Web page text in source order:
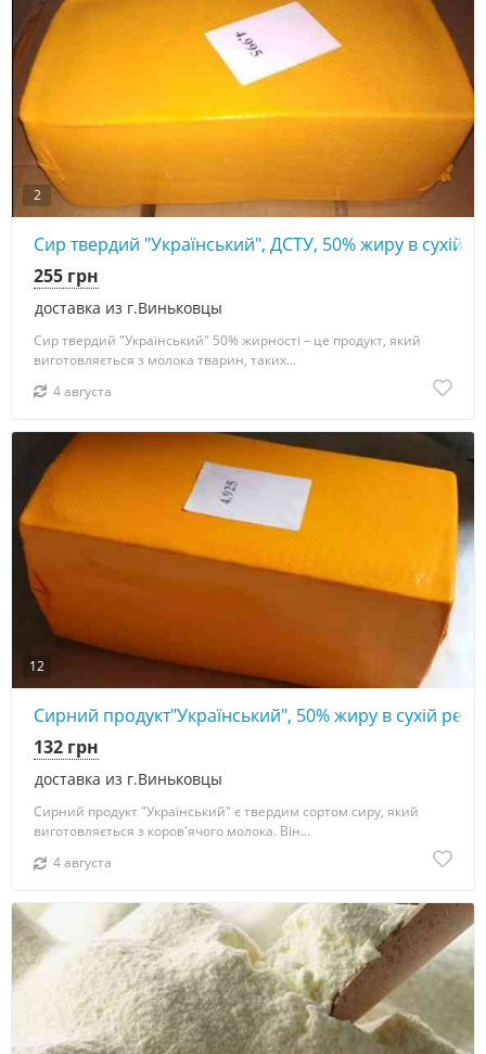
2
Сир твердий "Український", ДСТУ, 50% жиру в сухій
доставка из г.Виньковцы
255 грн
Сир твердий "Український" 50% жирності – це продукт, який
виготовляється з молока тварин, таких...
4 августа
12
Сирний продукт"Український", 50% жиру в сухій
доставка из г.Виньковцы
132 грн
Сирний продукт "Український" є твердим сортом сиру, який
виготовляється з коров'ячого молока. Він...
4 августа